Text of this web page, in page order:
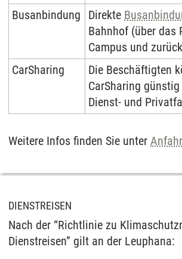
Busanbindung
Direkte
Bahnhof (über das
Campus und
CarSharing
Die Beschäftigten
CarSharing
Dienst- und
Weitere Infos finden Sie unter
DIENSTREISEN
Nach der “Richtlinie zu
Dienstreisen”​​​​​​​ gilt an der Leuphana: